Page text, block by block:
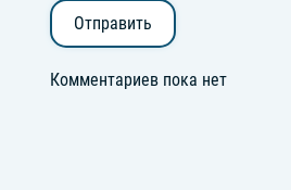
Отправить
Комментариев пока нет